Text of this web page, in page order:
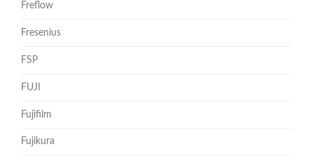
Freflow
Fresenius
FSP
FUJI
Fujifilm
Fujikura